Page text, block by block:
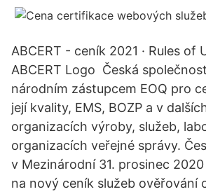
ABCERT - ceník 2021 · Rules of
ABCERT Logo Česká
národním zástupcem EOQ pro
její kvality, EMS, BOZP a v
organizacích výroby, služeb,
organizacích veřejné správy.
v Mezinárodní 31. prosinec
na nový ceník služeb ověřování